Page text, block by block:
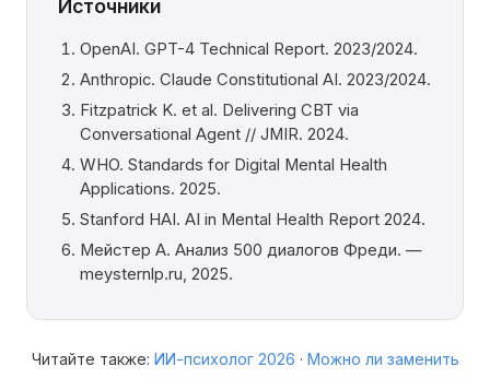
Источники
OpenAI. GPT-4 Technical Report. 2023/2024.
Anthropic. Claude Constitutional AI. 2023/2024.
Fitzpatrick K. et al. Delivering CBT via
Conversational Agent // JMIR. 2024.
WHO. Standards for Digital Mental Health
Applications. 2025.
Stanford HAI. AI in Mental Health Report 2024.
Мейстер А. Анализ 500 диалогов Фреди. —
meysternlp.ru, 2025.
Читайте также: ИИ-психолог 2026 · Можно ли заменить